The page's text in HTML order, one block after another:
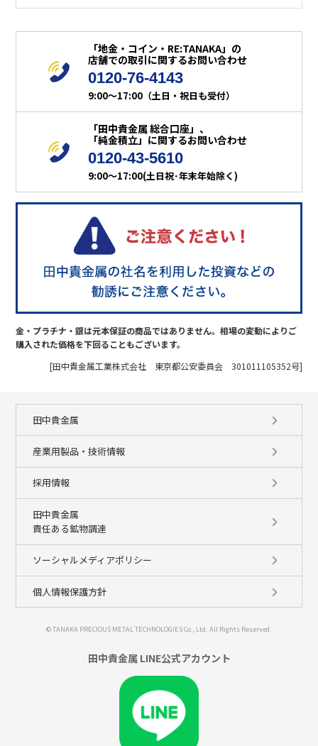
「地金・コイン・RE:TANAKA」の
店舗での取引に関するお問い合わせ
0120-76-4143
9:00～17:00（土日・祝日も受付）
「田中貴金属 総合口座」、
「純金積立」に関するお問い合わせ
0120-43-5610
9:00～17:00(土日祝･年末年始除く)
金・プラチナ・銀は元本保証の商品ではありません。相場の変動によりご
購入された価格を下回ることもございます。
[田中貴金属工業株式会社 東京都公安委員会 301011105352号]
田中貴金属
産業用製品・技術情報
採用情報
田中貴金属
責任ある鉱物調達
ソーシャルメディアポリシー
個人情報保護方針
© TANAKA PRECIOUS METAL TECHNOLOGIES Co., Ltd. All Rights Reserved.
田中貴金属 LINE公式アカウント